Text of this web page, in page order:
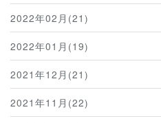
2022年02月(21)
2022年01月(19)
2021年12月(21)
2021年11月(22)